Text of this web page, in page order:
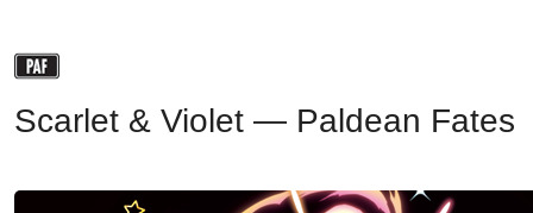
Scarlet & Violet — Paldean Fates